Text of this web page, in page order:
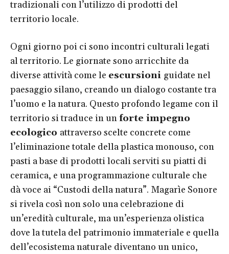
tradizionali con l’utilizzo di prodotti del
territorio locale.
Ogni giorno poi ci sono incontri culturali legati
al territorio. Le giornate sono arricchite da
diverse attività come le escursioni guidate nel
paesaggio silano, creando un dialogo costante tra
l’uomo e la natura. Questo profondo legame con il
territorio si traduce in unforte impegno
ecologico attraverso scelte concrete come
l’eliminazione totale della plastica monouso, con
pasti a base di prodotti locali serviti su piatti di
ceramica, e una programmazione culturale che
dà voce ai “Custodi della natura”. Magarìe Sonore
si rivela così non solo una celebrazione di
un’eredità culturale, ma un’esperienza olistica
dove la tutela del patrimonio immateriale e quella
dell’ecosistema naturale diventano un unico,